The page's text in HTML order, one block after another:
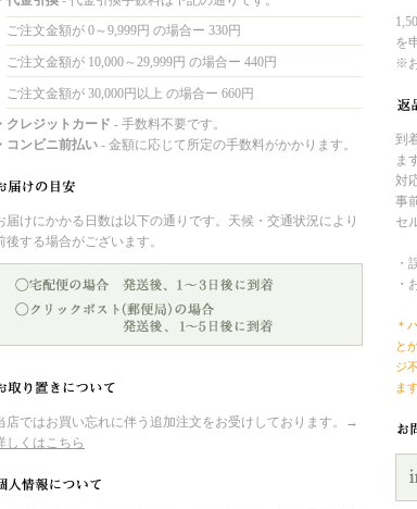
ご注文金額が 0～9,999円 の場合ー 330円
ご注文金額が 10,000～29,999円 の場合ー 440円
ご注文金額が 30,000円以上 の場合ー 660円
クレジットカード - 手数料不要です。
コンビニ前払い - 金額に応じて所定の手数料がかかります。
届けにかかる日数は以下の通りです。天候・交通状況により
後する場合がございます。
店ではお買い忘れに伴う追加注文をお受けしております。→
しくはこちら
を
※
到
ま
対
事
セ
・
・
＊
と
ジ
ま